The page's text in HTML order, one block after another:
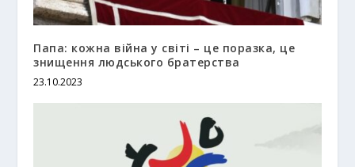
Папа: кожна війна у світі – це поразка, це
знищення людського братерства
23.10.2023